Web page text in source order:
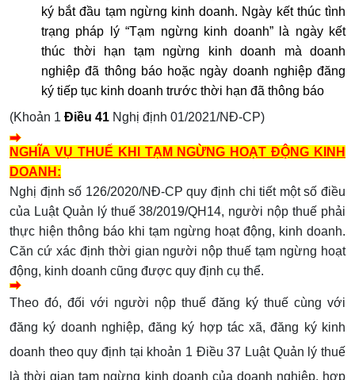
ký bắt đầu tạm ngừng kinh doanh. Ngày kết thúc tình
trạng pháp lý “Tạm ngừng kinh doanh” là ngày kết
thúc thời hạn tạm ngừng kinh doanh mà doanh
nghiệp đã thông báo hoặc ngày doanh nghiệp đăng
ký tiếp tục kinh doanh trước thời hạn đã thông báo
(Khoản 1 Điều 41 Nghị định 01/2021/NĐ-CP)
NGHĨA VỤ THUẾ KHI TẠM NGỪNG HOẠT ĐỘNG KINH
DOANH:
Nghị định số 126/2020/NĐ-CP quy định chi tiết một số điều
của Luật Quản lý thuế 38/2019/QH14, người nộp thuế phải
thực hiện thông báo khi tạm ngừng hoạt động, kinh doanh.
Căn cứ xác định thời gian người nộp thuế tạm ngừng hoạt
động, kinh doanh cũng được quy định cụ thể.
Theo đó, đối với người nộp thuế đăng ký thuế cùng với
đăng ký doanh nghiệp, đăng ký hợp tác xã, đăng ký kinh
doanh theo quy định tại khoản 1 Điều 37 Luật Quản lý thuế
là thời gian tạm ngừng kinh doanh của doanh nghiệp, hợp